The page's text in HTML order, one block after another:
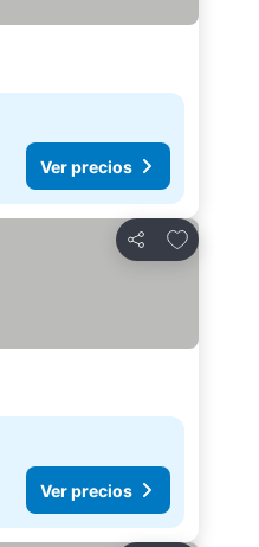
Ver precios
Compartir
Agregar a
Ver precios